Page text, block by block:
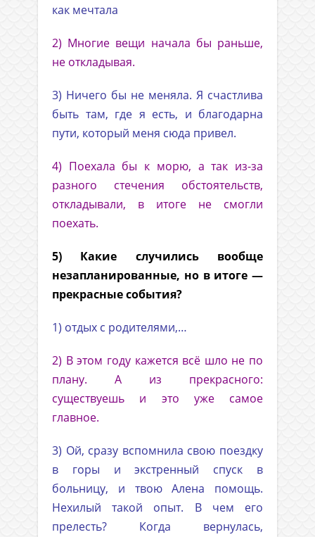
как мечтала
2) Многие вещи начала бы раньше,
не откладывая.
3) Ничего бы не меняла. Я счастлива
быть там, где я есть, и благодарна
пути, который меня сюда привел.
4) Поехала бы к морю, а так из-за
разного стечения обстоятельств,
откладывали, в итоге не смогли
поехать.
5) Какие случились вообще
незапланированные, но в итоге —
прекрасные события?
1) отдых с родителями,…
2) В этом году кажется всё шло не по
плану. А из прекрасного:
существуешь и это уже самое
главное.
3) Ой, сразу вспомнила свою поездку
в горы и экстренный спуск в
больницу, и твою Алена помощь.
Нехилый такой опыт. В чем его
прелесть? Когда вернулась,